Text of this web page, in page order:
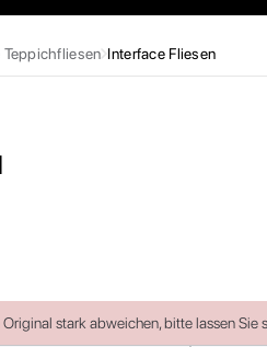
Teppichfliesen Interface Fliesen
stark abweichen, bitte lassen Sie